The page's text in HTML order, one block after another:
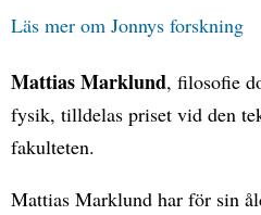
Läs mer om Jonnys forskning
Mattias Marklund, filosofie
fysik, tilldelas priset vid den
fakulteten.
Mattias Marklund har för sin